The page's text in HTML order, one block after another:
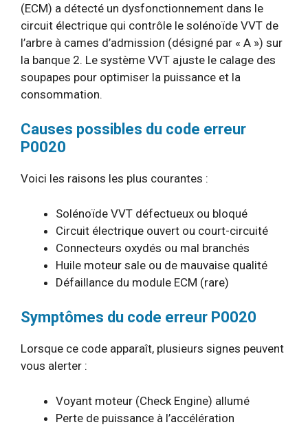
(ECM) a détecté un dysfonctionnement dans le
circuit électrique qui contrôle le solénoïde VVT de
l’arbre à cames d’admission (désigné par « A ») sur
la banque 2. Le système VVT ajuste le calage des
soupapes pour optimiser la puissance et la
consommation.
Causes possibles du code erreur
P0020
Voici les raisons les plus courantes :
Solénoïde VVT défectueux ou bloqué
Circuit électrique ouvert ou court-circuité
Connecteurs oxydés ou mal branchés
Huile moteur sale ou de mauvaise qualité
Défaillance du module ECM (rare)
Symptômes du code erreur P0020
Lorsque ce code apparaît, plusieurs signes peuvent
vous alerter :
Voyant moteur (Check Engine) allumé
Perte de puissance à l’accélération